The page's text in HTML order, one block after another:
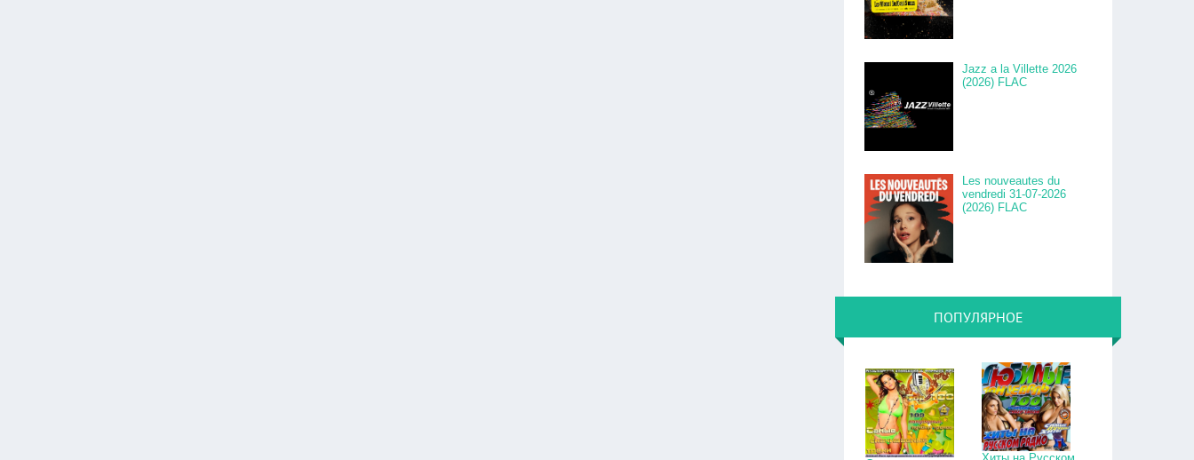
Jazz a la Villette 2026
(2026) FLAC
Les nouveautes du
vendredi 31-07-2026
(2026) FLAC
ПОПУЛЯРНОЕ